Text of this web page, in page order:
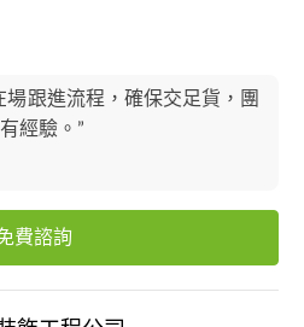
場跟進流程，確保交足貨，團
經驗。”
費諮詢